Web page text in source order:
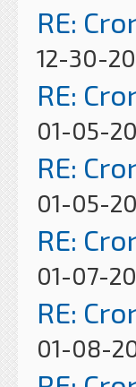
RE:
12-30-
RE:
01-05-
RE:
01-05-
RE:
01-07-
RE:
01-08-